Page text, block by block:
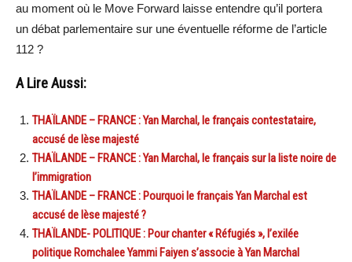
au moment où le Move Forward laisse entendre qu’il portera
un débat parlementaire sur une éventuelle réforme de l’article
112 ?
A Lire Aussi:
THAÏLANDE – FRANCE : Yan Marchal, le français contestataire,
accusé de lèse majesté
THAÏLANDE – FRANCE : Yan Marchal, le français sur la liste noire de
l’immigration
THAÏLANDE – FRANCE : Pourquoi le français Yan Marchal est
accusé de lèse majesté ?
THAÏLANDE- POLITIQUE : Pour chanter « Réfugiés », l’exilée
politique Romchalee Yammi Faiyen s’associe à Yan Marchal